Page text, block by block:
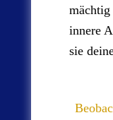
innere
sie